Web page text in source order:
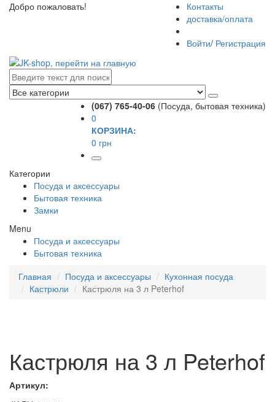
Добро пожаловать!
Контакты
доставка/оплата
Войти/ Регистрация
(067) 765-40-06 (Посуда, бытовая техника)
0
КОРЗИНА:
0 грн
Категории
Посуда и аксессуары
Бытовая техника
Замки
Menu
Посуда и аксессуары
Бытовая техника
Главная
Посуда и аксессуары
Кухонная посуда
Кастрюли
Кастрюля на 3 л Peterhof
Кастрюля на 3 л Peterhof
Артикул: